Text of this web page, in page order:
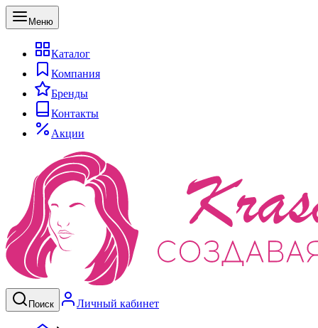
Меню
Каталог
Компания
Бренды
Контакты
Акции
Поиск Личный кабинет